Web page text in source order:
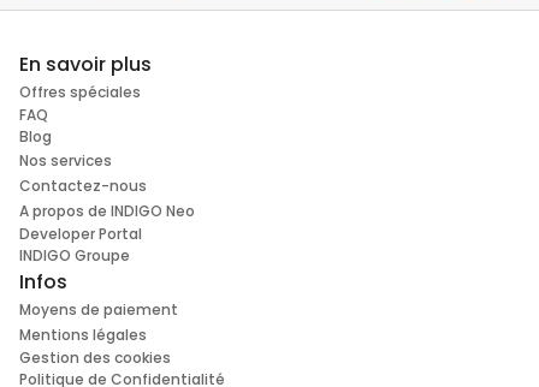
En savoir plus
Offres spéciales
FAQ
Blog
Nos services
Contactez-nous
A propos de INDIGO Neo
Developer Portal
INDIGO Groupe
Infos
Moyens de paiement
Mentions légales
Gestion des cookies
Politique de Confidentialité